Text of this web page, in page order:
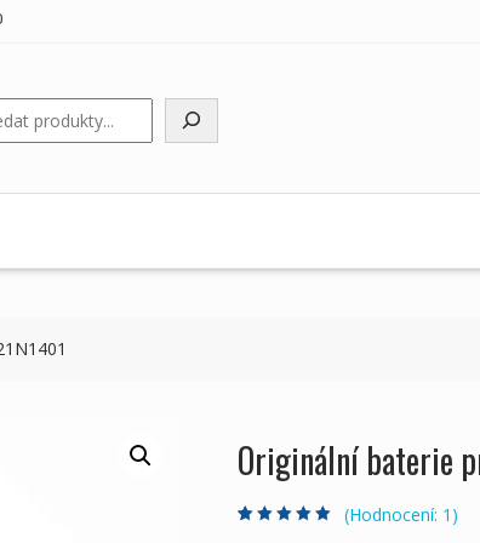
Originální baterie
(Hodnocení: 1 )